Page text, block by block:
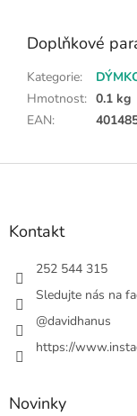
Doplňkové
Kategorie:
Hmotnost: 0.1 kg
EAN:
Z
Kontakt
252 544 315
Sledujte nás na
@davidhanus
https://
Novinky